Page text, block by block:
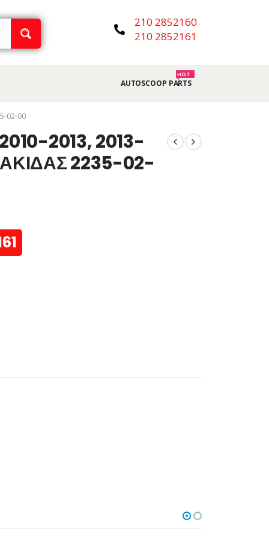
210 2852160
210 2852161
AUTOSCOOP PARTS
HOT
02-00
2013, 2013-
2235-02-